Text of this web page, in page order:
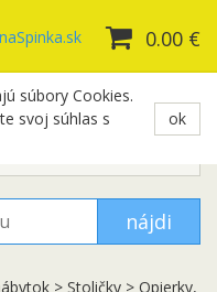
súbory Cookies.
svoj súhlas s
ok
0.00 €
329
nájdi
> Stoličky > Opierky,